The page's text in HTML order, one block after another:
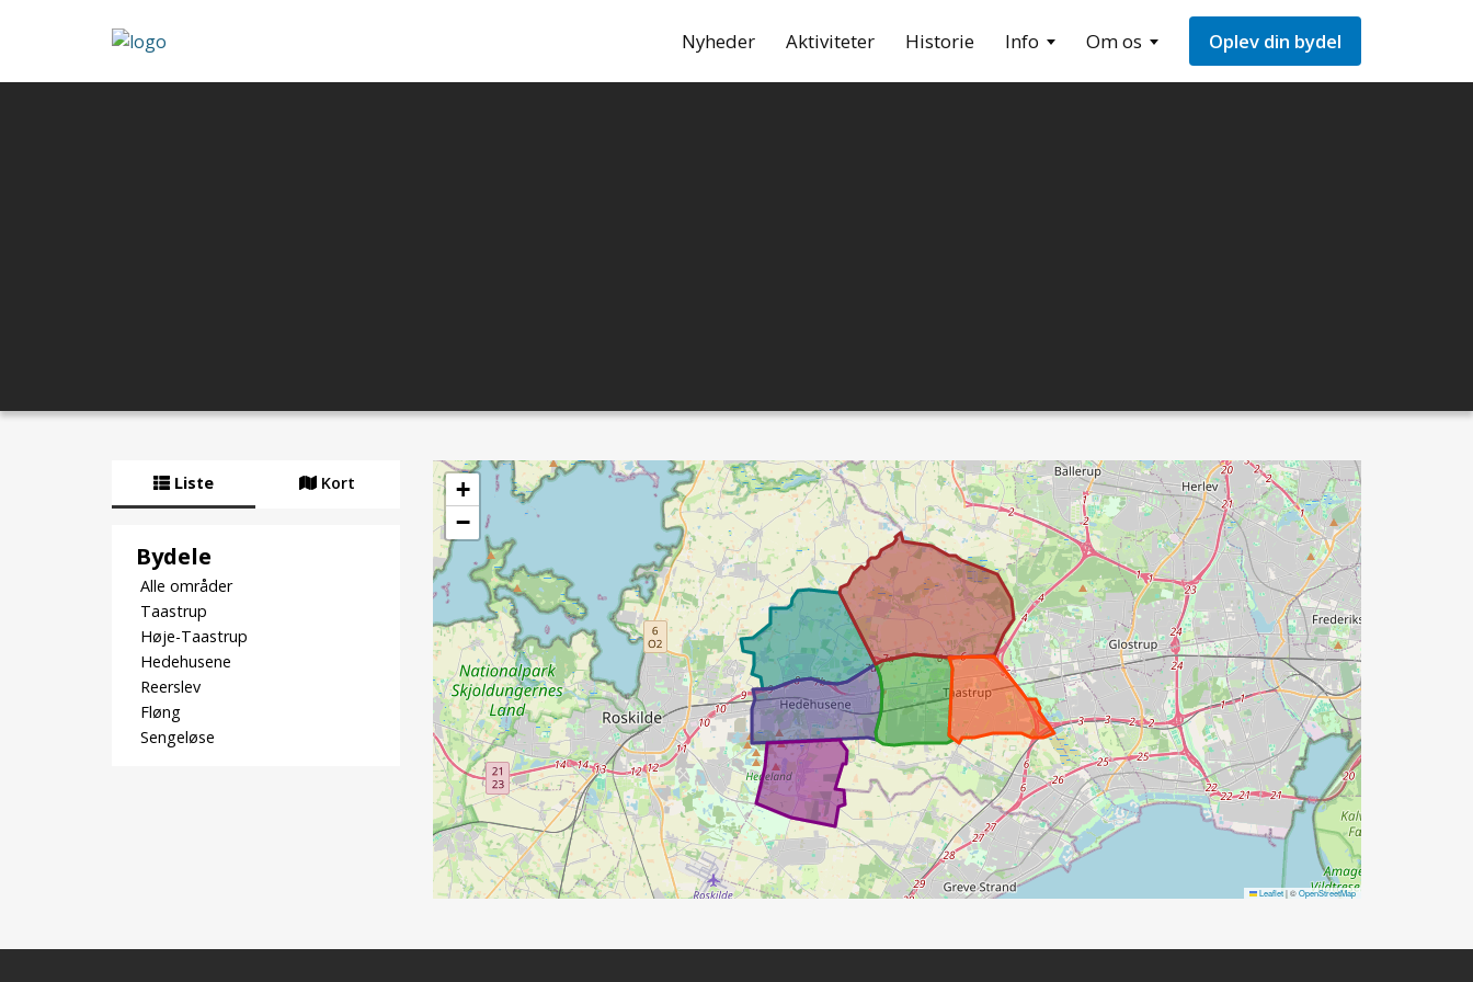
Nyheder Aktiviteter Historie Info Om os Oplev din bydel
Liste Kort
Bydele
Alle områder
Taastrup
Høje-Taastrup
Hedehusene
Reerslev
Fløng
Sengeløse
+
−
Leaflet|©OpenStreetMap